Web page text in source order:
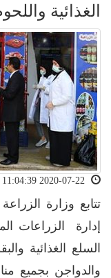
الغذائية
تتابع وزارة
إدارة الزراعات
السلع الغذائية
والدواجن بجميع